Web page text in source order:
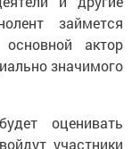
займется
актор
значимого
оценивать
участники